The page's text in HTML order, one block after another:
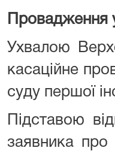
Провадження у
Ухвалою
касаційне
суду першої
Підставою
заявника про